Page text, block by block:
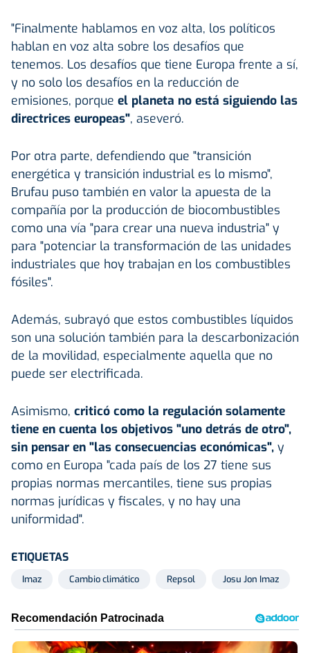
"Finalmente hablamos en voz alta, los políticos
hablan en voz alta sobre los desafíos que
tenemos. Los desafíos que tiene Europa frente a sí,
y no solo los desafíos en la reducción de
emisiones, porque el planeta no está siguiendo las
directrices europeas", aseveró.
Por otra parte, defendiendo que "transición
energética y transición industrial es lo mismo",
Brufau puso también en valor la apuesta de la
compañía por la producción de biocombustibles
como una vía "para crear una nueva industria" y
para "potenciar la transformación de las unidades
industriales que hoy trabajan en los combustibles
fósiles".
Además, subrayó que estos combustibles líquidos
son una solución también para la descarbonización
de la movilidad, especialmente aquella que no
puede ser electrificada.
Asimismo, criticó como la regulación solamente
tiene en cuenta los objetivos "uno detrás de otro",
sin pensar en "las consecuencias económicas", y
como en Europa "cada país de los 27 tiene sus
propias normas mercantiles, tiene sus propias
normas jurídicas y fiscales, y no hay una
uniformidad".
ETIQUETAS
Imaz Cambio climático Repsol Josu Jon Imaz